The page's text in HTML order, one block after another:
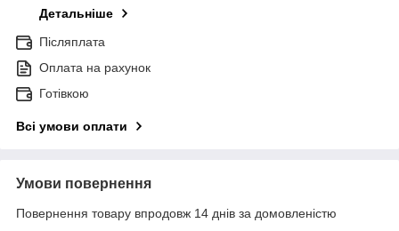
Детальніше
Післяплата
Оплата на рахунок
Готівкою
Всі умови оплати
Умови повернення
Повернення товару впродовж 14 днів за домовленістю